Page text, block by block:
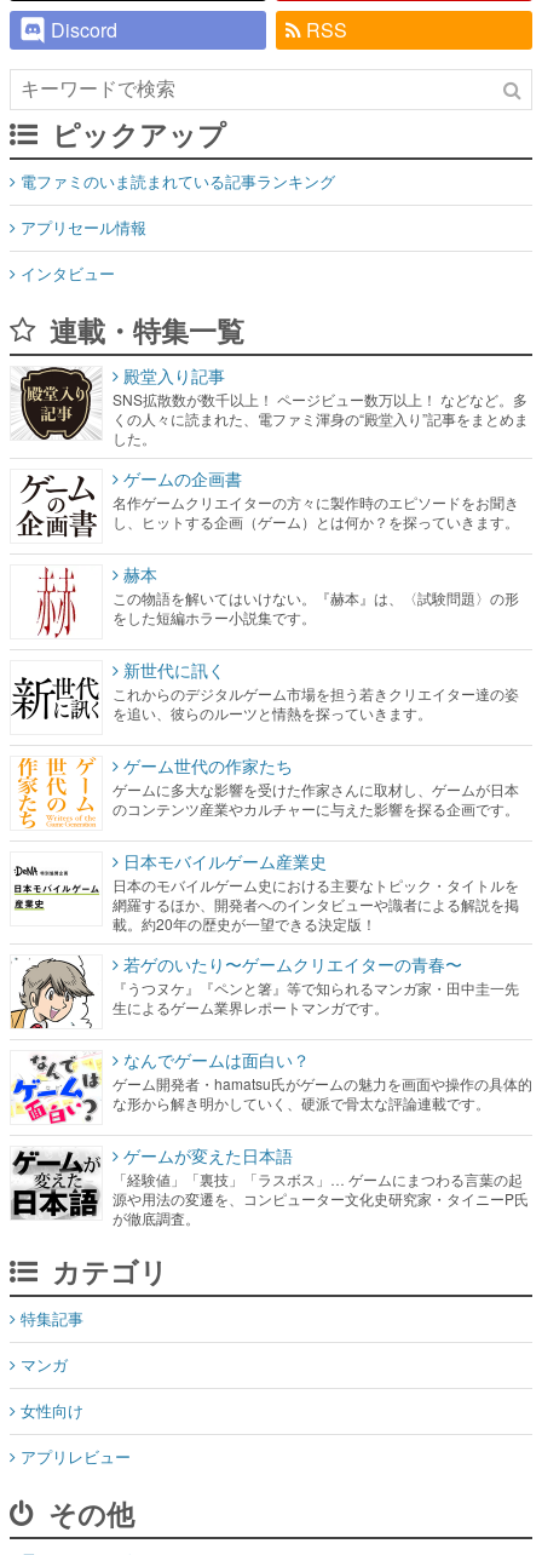
Discord
RSS
ピックアップ
電ファミのいま読まれている記事ランキング
アプリセール情報
インタビュー
連載・特集一覧
殿堂入り記事
SNS拡散数が数千以上！ ページビュー数万以上！ などなど。多
くの人々に読まれた、電ファミ渾身の“殿堂入り”記事をまとめま
した。
ゲームの企画書
名作ゲームクリエイターの方々に製作時のエピソードをお聞き
し、ヒットする企画（ゲーム）とは何か？を探っていきます。
赫本
この物語を解いてはいけない。『赫本』は、〈試験問題〉の形
をした短編ホラー小説集です。
新世代に訊く
これからのデジタルゲーム市場を担う若きクリエイター達の姿
を追い、彼らのルーツと情熱を探っていきます。
ゲーム世代の作家たち
ゲームに多大な影響を受けた作家さんに取材し、ゲームが日本
のコンテンツ産業やカルチャーに与えた影響を探る企画です。
日本モバイルゲーム産業史
日本のモバイルゲーム史における主要なトピック・タイトルを
網羅するほか、開発者へのインタビューや識者による解説を掲
載。約20年の歴史が一望できる決定版！
若ゲのいたり〜ゲームクリエイターの青春〜
『うつヌケ』『ペンと箸』等で知られるマンガ家・田中圭一先
生によるゲーム業界レポートマンガです。
なんでゲームは面白い？
ゲーム開発者・hamatsu氏がゲームの魅力を画面や操作の具体的
な形から解き明かしていく、硬派で骨太な評論連載です。
ゲームが変えた日本語
「経験値」「裏技」「ラスボス」… ゲームにまつわる言葉の起
源や用法の変遷を、コンピューター文化史研究家・タイニーP氏
が徹底調査。
カテゴリ
特集記事
マンガ
女性向け
アプリレビュー
その他